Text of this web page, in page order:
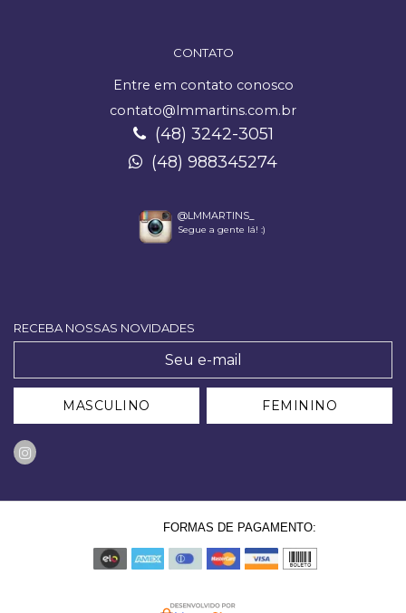
CONTATO
Entre em contato conosco
contato@lmmartins.com.br
(48) 3242-3051
(48) 988345274
@LMMARTINS_
Segue a gente lá! :)
RECEBA NOSSAS NOVIDADES
MASCULINO FEMININO
FORMAS DE PAGAMENTO: